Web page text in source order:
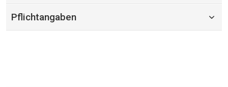
Pflichtangaben